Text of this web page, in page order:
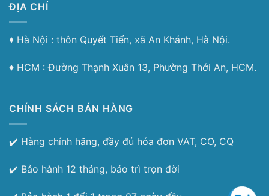
ĐỊA CHỈ
♦︎ Hà Nội : thôn Quyết Tiến, xã An Khánh, Hà Nội.
♦︎ HCM : Đường Thạnh Xuân 13, Phường Thới An, HCM.
CHÍNH SÁCH BÁN HÀNG
✔️ Hàng chính hãng, đầy đủ hóa đơn VAT, CO, CQ
✔️ Bảo hành 12 tháng, bảo trì trọn đời